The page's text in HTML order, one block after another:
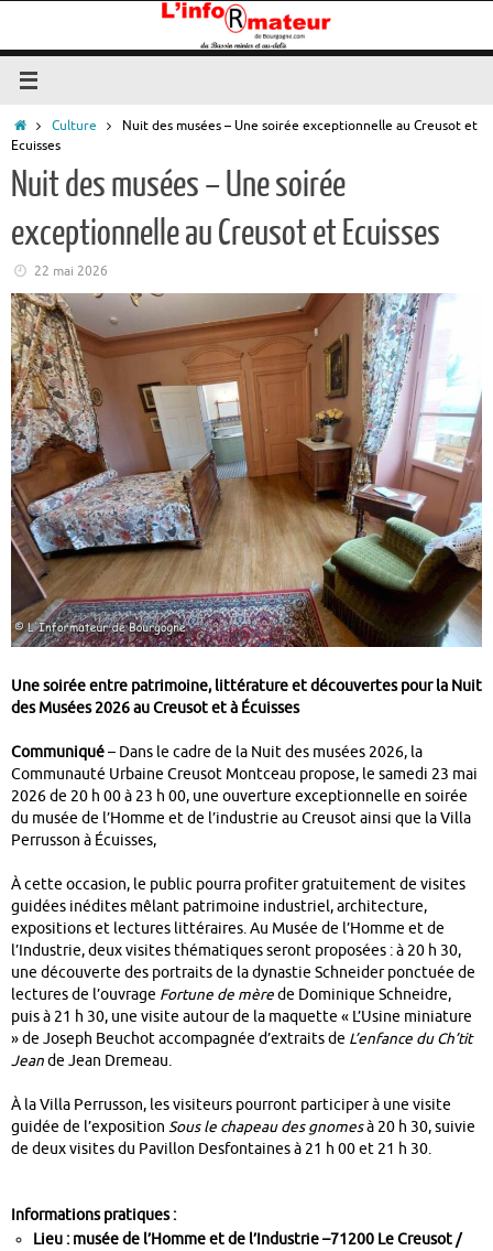
contenu
Accueil
Culture
Nuit des musées – Une soirée exceptionnelle au Creusot et
Ecuisses
Nuit des musées – Une soirée
exceptionnelle au Creusot et Ecuisses
22 mai 2026
Une soirée entre patrimoine, littérature et découvertes pour la Nuit
des Musées 2026 au Creusot et à Écuisses
Communiqué– Dans le cadre de la Nuit des musées 2026, la
Communauté Urbaine Creusot Montceau propose, le samedi 23 mai
2026 de 20 h 00 à 23 h 00, une ouverture exceptionnelle en soirée
du musée de l’Homme et de l’industrie au Creusot ainsi que la Villa
Perrusson à Écuisses,
À cette occasion, le public pourra profiter gratuitement de visites
guidées inédites mêlant patrimoine industriel, architecture,
expositions et lectures littéraires. Au Musée de l’Homme et de
l’Industrie, deux visites thématiques seront proposées : à 20 h 30,
une découverte des portraits de la dynastie Schneider ponctuée de
lectures de l’ouvrage Fortune de mèrede Dominique Schneidre,
puis à 21 h 30, une visite autour de la maquette « L’Usine miniature
» de Joseph Beuchot accompagnée d’extraits de L’enfance du Ch’tit
Jeande Jean Dremeau.
À la Villa Perrusson, les visiteurs pourront participer à une visite
guidée de l’exposition Sous le chapeau des gnomesà 20 h 30, suivie
de deux visites du Pavillon Desfontaines à 21 h 00 et 21 h 30.
Informations pratiques :
Lieu : musée de l’Homme et de l’Industrie –71200 Le Creusot /